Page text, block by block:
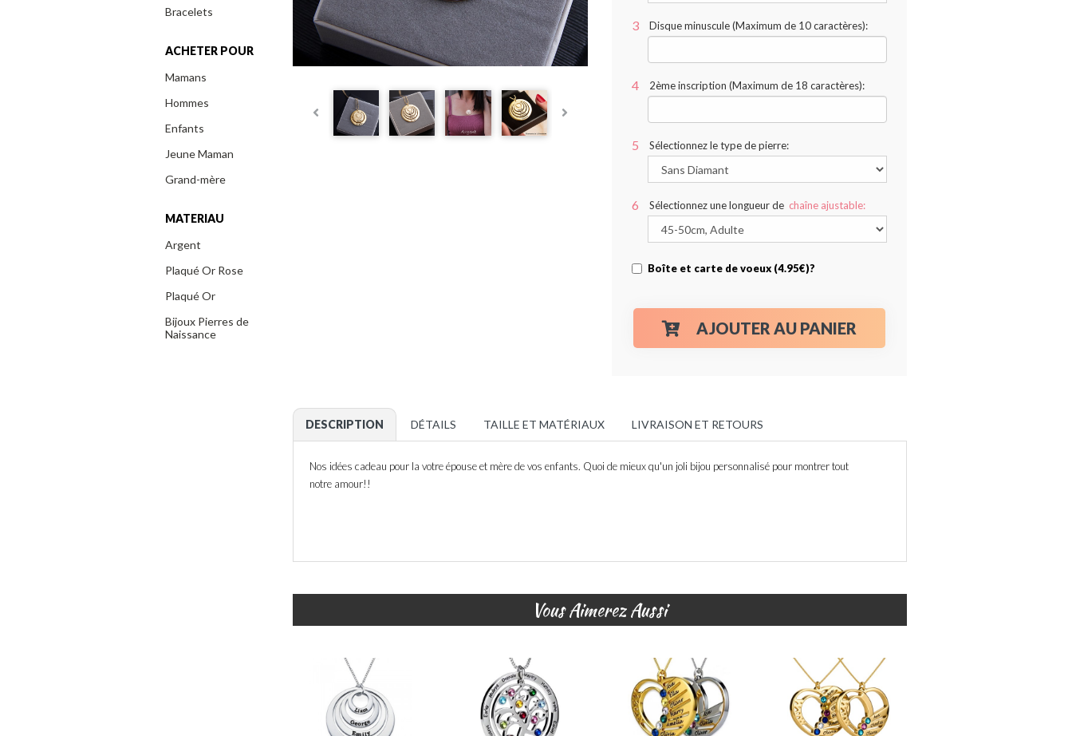
Bracelets
ACHETER POUR
Mamans
Hommes
Enfants
Jeune Maman
Grand-mère
MATERIAU
Argent
Plaqué Or Rose
Plaqué Or
Bijoux Pierres de
Naissance
Disque minuscule (Maximum de 10 caractères):
2ème inscription (Maximum de 18 caractères):
Sélectionnez le type de pierre:
Sélectionnez une longueur de chaîne ajustable:
Boîte et carte de voeux (4.95€)?
AJOUTER AU PANIER
DESCRIPTION DÉTAILS TAILLE ET MATÉRIAUX LIVRAISON ET RETOURS
Nos idées cadeau pour la votre épouse et mère de vos enfants. Quoi de mieux qu'un joli bijou personnalisé pour montrer tout
notre amour!!
Vous Aimerez Aussi